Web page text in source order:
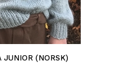
JUNIOR (NORSK)